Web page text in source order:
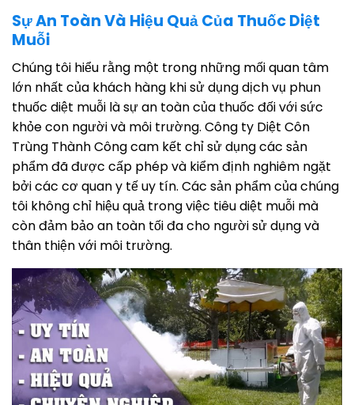
Sự An Toàn Và Hiệu Quả Của Thuốc Diệt
Muỗi
Chúng tôi hiểu rằng một trong những mối quan tâm
lớn nhất của khách hàng khi sử dụng dịch vụ phun
thuốc diệt muỗi là sự an toàn của thuốc đối với sức
khỏe con người và môi trường. Công ty Diệt Côn
Trùng Thành Công cam kết chỉ sử dụng các sản
phẩm đã được cấp phép và kiểm định nghiêm ngặt
bởi các cơ quan y tế uy tín. Các sản phẩm của chúng
tôi không chỉ hiệu quả trong việc tiêu diệt muỗi mà
còn đảm bảo an toàn tối đa cho người sử dụng và
thân thiện với môi trường.